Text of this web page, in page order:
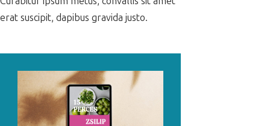
erat suscipit, dapibus gravida justo.